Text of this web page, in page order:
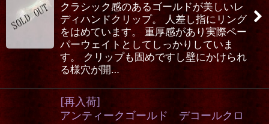
クラシック感のあるゴールドが美しいレ
ディハンドクリップ。 人差し指にリング
をはめています。 重厚感があり実際ペー
パーウェイトとしてしっかりしていま
す。 クリップも固めですし壁にかけられ
る様穴が開…
[再入荷]
アンティークゴールド デコールクロ